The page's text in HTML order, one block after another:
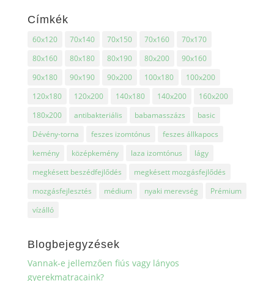
Címkék
60x120 70x140 70x150 70x160
70x170
80x160
80x180 80x190 80x200
90x160
90x180
90x190 90x200 100x180
100x200
120x180
120x200 140x180 140x200
160x200
180x200
antibakteriális babamasszázs
basic
Dévény-torna
feszes izomtónus
feszes állkapocs
kemény
középkemény laza izomtónus
lágy
megkésett beszédfejlődés
megkésett mozgásfejlődés
mozgásfejlesztés
médium nyaki merevség
Prémium
vízálló
Blogbejegyzések
Vannak-e jellemzően fiús vagy lányos
gyerekmatracaink?